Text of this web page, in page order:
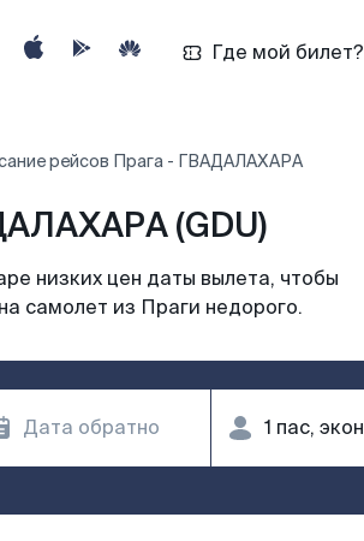
Где мой билет?
рейсов Прага - ГВАДАЛАХАРА
(GDU)
низких цен даты вылета, чтобы
самолет из Праги недорого.